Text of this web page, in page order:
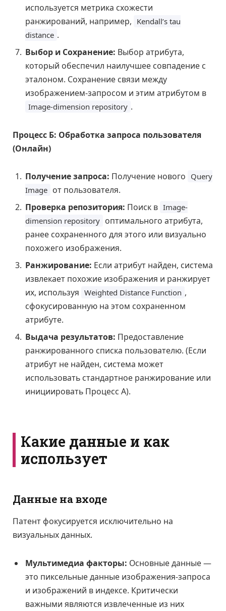
используется метрика схожести
ранжирований, например, Kendall’s tau
distance .
Выбор и Сохранение: Выбор атрибута,
который обеспечил наилучшее совпадение с
эталоном. Сохранение связи между
изображением-запросом и этим атрибутом в
Image-dimension repository .
Процесс Б: Обработка запроса пользователя
(Онлайн)
Получение запроса: Получение нового Query
Image от пользователя.
Проверка репозитория: Поиск в Image-
dimension repository оптимального атрибута,
ранее сохраненного для этого или визуально
похожего изображения.
Ранжирование: Если атрибут найден, система
извлекает похожие изображения и ранжирует
их, используя Weighted Distance Function ,
сфокусированную на этом сохраненном
атрибуте.
Выдача результатов: Предоставление
ранжированного списка пользователю. (Если
атрибут не найден, система может
использовать стандартное ранжирование или
инициировать Процесс А).
Какие данные и как
использует
Данные на входе
Патент фокусируется исключительно на
визуальных данных.
Мультимедиа факторы: Основные данные —
это пиксельные данные изображения-запроса
и изображений в индексе. Критически
важными являются извлеченные из них